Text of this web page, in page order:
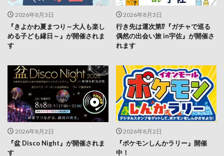
2026年8月3日
『きよかわ夏まつり～大人も楽し
める子ども縁日～』が開催されま
す
2026年8月3日
行き先は運次第⁉『ガチャで巡る
偶然の出会い旅 in宇佐』が開催さ
れます
2026年8月2日
『盆 Disco Night』が開催されま
す
2026年8月2日
『ポケモンしんかラリー』開催
中！